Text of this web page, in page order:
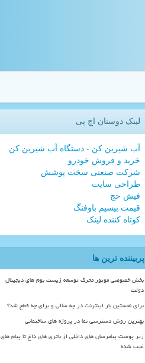
لینک دوستان اچ پی
آب شیرین کن - دستگاه آب شیرین کن
خرید و فروش خودرو
شرکت صنعتی سخت پوشش
طراحی سایت
فیش حج
قیمت بیسیم باوفنگ
کوتاه کننده لینک
پربیننده ترین ها
بخش خصوصی موتور محرک توسعه زیست بوم های دیجیتال
دولت
برای نخستین بار اینترنت در چه سالی و برای چه قطع شد؟
بهترین روش دسترسی نما در پروژه های ساختمانی
زیر پوست پیامرسان های داخلی از باتری های داغ تا پیام های
غیب شده